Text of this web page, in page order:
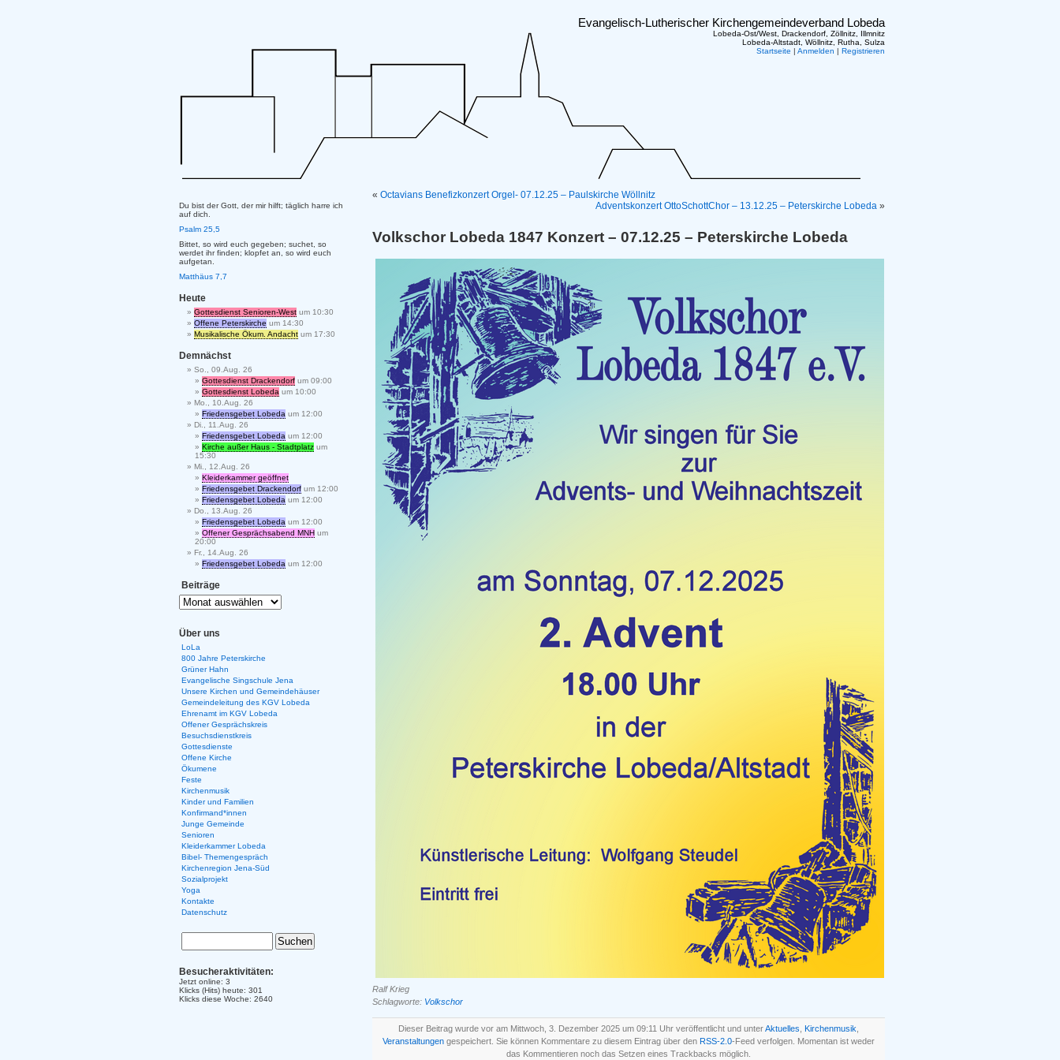
Evangelisch-Lutherischer Kirchengemeindeverband Lobeda
Lobeda-Ost/West, Drackendorf, Zöllnitz, Illmnitz
Lobeda-Altstadt, Wöllnitz, Rutha, Sulza
Startseite | Anmelden | Registrieren
« Octavians Benefizkonzert Orgel- 07.12.25 – Paulskirche Wöllnitz
Adventskonzert OttoSchottChor – 13.12.25 – Peterskirche Lobeda »
Volkschor Lobeda 1847 Konzert – 07.12.25 – Peterskirche Lobeda
Ralf Krieg
Schlagworte: Volkschor
Dieser Beitrag wurde vor am Mittwoch, 3. Dezember 2025 um 09:11 Uhr veröffentlicht und unterAktuelles Kirchenmusik
Veranstaltungen gespeichert. Sie können Kommentare zu diesem Eintrag über den RSS-2.0-Feed verfolgen. Momentan ist weder
das Kommentieren noch das Setzen eines Trackbacks möglich.
Du bist der Gott, der mir hilft; täglich harre ich
auf dich.
Psalm 25,5
Bittet, so wird euch gegeben; suchet, so
werdet ihr finden; klopfet an, so wird euch
aufgetan.
Matthäus 7,7
Heute
Gottesdienst Senioren-West um 10:30
Offene Peterskirche um 14:30
Musikalische Ökum. Andacht um 17:30
Demnächst
So., 09.Aug. 26
Gottesdienst Drackendorf um 09:00
Gottesdienst Lobeda um 10:00
Mo., 10.Aug. 26
Friedensgebet Lobeda um 12:00
Di., 11.Aug. 26
Friedensgebet Lobeda um 12:00
Kirche außer Haus - Stadtplatz um
15:30
Mi., 12.Aug. 26
Kleiderkammer geöffnet
Friedensgebet Drackendorf um 12:00
Friedensgebet Lobeda um 12:00
Do., 13.Aug. 26
Friedensgebet Lobeda um 12:00
Offener Gesprächsabend MNH um
20:00
Fr., 14.Aug. 26
Friedensgebet Lobeda um 12:00
Beiträge
Über uns
LoLa
800 Jahre Peterskirche
Grüner Hahn
Evangelische Singschule Jena
Unsere Kirchen und Gemeindehäuser
Gemeindeleitung des KGV Lobeda
Ehrenamt im KGV Lobeda
Offener Gesprächskreis
Besuchsdienstkreis
Gottesdienste
Offene Kirche
Ökumene
Feste
Kirchenmusik
Kinder und Familien
Konfirmand*innen
Junge Gemeinde
Senioren
Kleiderkammer Lobeda
Bibel- Themengespräch
Kirchenregion Jena-Süd
Sozialprojekt
Yoga
Kontakte
Datenschutz
Besucheraktivitäten:
Jetzt online: 3
Klicks (Hits) heute: 301
Klicks diese Woche: 2640